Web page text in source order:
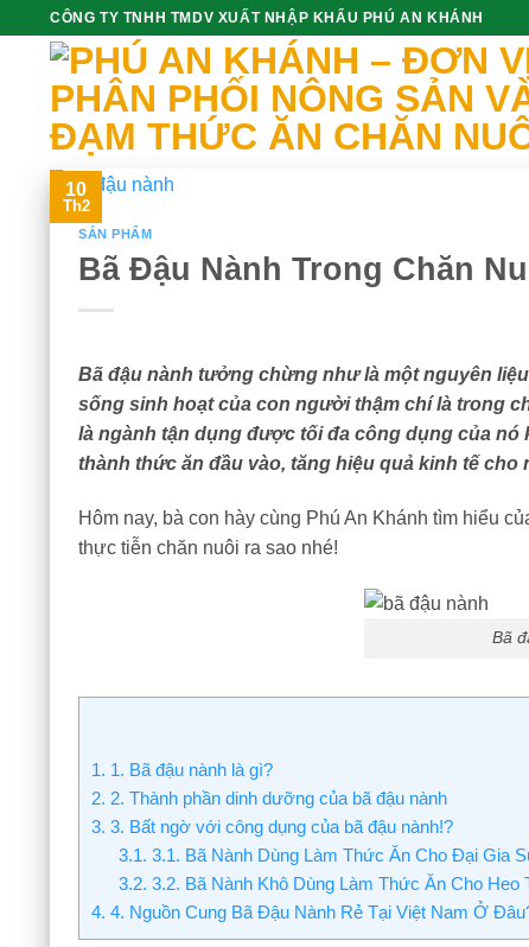
CÔNG TY TNHH TMDV XUẤT NHẬP KHẨU PHÚ AN KHÁNH
10
Th2
SẢN PHẨM
Bã Đậu Nành Trong Chăn
Bã đậu nành tưởng chừng như là một nguyên
sống sinh hoạt của con người thậm chí là trong
là ngành tận dụng được tối đa công dụng của
thành thức ăn đầu vào, tăng hiệu quả kinh tế cho
Hôm nay, bà con hày cùng Phú An Khánh tìm hiểu
thực tiễn chăn nuôi ra sao nhé!
Bã
1. 1. Bã đậu nành là gì?
2. 2. Thành phần dinh dưỡng của bã đậu nành
3. 3. Bất ngờ với công dụng của bã đậu nành!?
3.1. 3.1. Bã Nành Dùng Làm Thức Ăn Cho Đại Gia
3.2. 3.2. Bã Nành Khô Dùng Làm Thức Ăn Cho Heo
4. 4. Nguồn Cung Bã Đậu Nành Rẻ Tại Việt Nam Ở